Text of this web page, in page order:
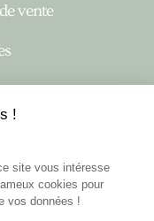
vente
!
site vous intéresse
cookies pour
vos données !